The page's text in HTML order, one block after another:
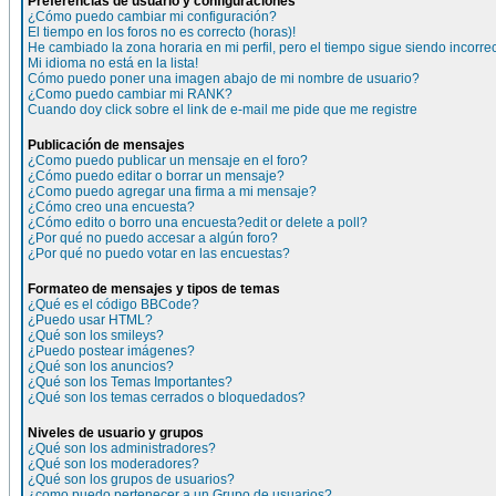
¿Cómo puedo cambiar mi configuración?
El tiempo en los foros no es correcto (horas)!
He cambiado la zona horaria en mi perfil, pero el tiempo sigue siendo
Mi idioma no está en la lista!
Cómo puedo poner una imagen abajo de mi nombre de usuario?
¿Como puedo cambiar mi RANK?
Cuando doy click sobre el link de e-mail me pide que me registre
Publicación de mensajes
¿Como puedo publicar un mensaje en el foro?
¿Cómo puedo editar o borrar un mensaje?
¿Como puedo agregar una firma a mi mensaje?
¿Cómo creo una encuesta?
¿Cómo edito o borro una encuesta?edit or delete a poll?
¿Por qué no puedo accesar a algún foro?
¿Por qué no puedo votar en las encuestas?
Formateo de mensajes y tipos de temas
¿Qué es el código BBCode?
¿Puedo usar HTML?
¿Qué son los smileys?
¿Puedo postear imágenes?
¿Qué son los anuncios?
¿Qué son los Temas Importantes?
¿Qué son los temas cerrados o bloquedados?
Niveles de usuario y grupos
¿Qué son los administradores?
¿Qué son los moderadores?
¿Qué son los grupos de usuarios?